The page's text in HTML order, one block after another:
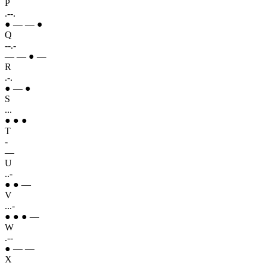
P
.--.
● — — ●
Q
--.-
— — ● —
R
.-.
● — ●
S
...
● ● ●
T
-
—
U
..-
● ● —
V
...-
● ● ● —
W
.--
● — —
X